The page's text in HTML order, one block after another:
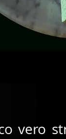
vero